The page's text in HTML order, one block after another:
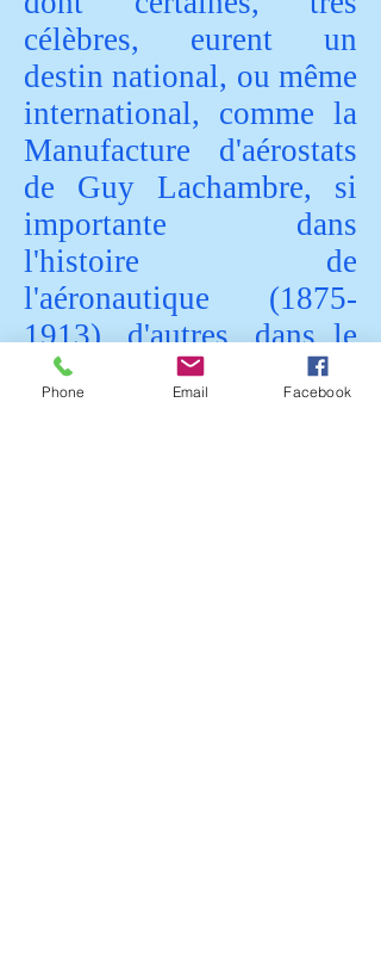
célèbres, eurent un
destin national, ou même
international, comme la
Manufacture d'aérostats
de Guy Lachambre, si
importante dans
l'histoire de
l'aéronautique (1875-
1913), d'autres, dans le
domaine de l'art, comme
les ateliers de céramique
Phone Email Facebook